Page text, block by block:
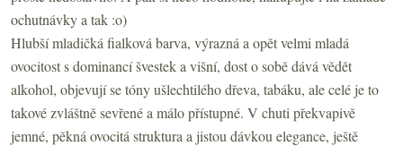
ochutnávky a tak :o)
Hlubší mladičká fialková barva, výrazná a opět velmi mladá
ovocitost s dominancí švestek a višní, dost o sobě dává vědět
alkohol, objevují se tóny ušlechtilého dřeva, tabáku, ale celé je to
takové zvláštně sevřené a málo přístupné. V chuti překvapivě
jemné, pěkná ovocitá struktura a jistou dávkou elegance, ještě